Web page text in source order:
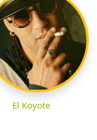
El Koyote